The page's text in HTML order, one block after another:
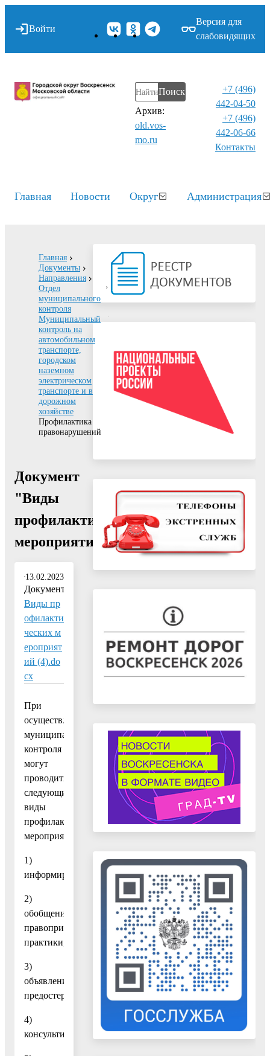
Войти
Версия для
слабовидящих
Поиск
Архив:
old.vos-
mo.ru
+7 (496)
442-04-50
+7 (496)
442-06-66
Контакты⁠
Главная Новости Округ Администрация
Главная
Документы
Направления
Отдел
муниципального
контроля
Муниципальный
контроль на
автомобильном
транспорте,
городском
наземном
электрическом
транспорте и в
дорожном
хозяйстве
Профилактика
правонарушений
Документ
"Виды
профилактических
мероприятий"
13.02.2023
Документ:
Виды пр
офилакти
ческих м
ероприят
ий (4).do
cx
При
осуществлении
муниципального
контроля
могут
проводиться
следующие
виды
профилактических
мероприятий:
1)
информирование;
2)
обобщение
правоприменительной
практики;
3)
объявление
предостережений;
4)
консультирование;